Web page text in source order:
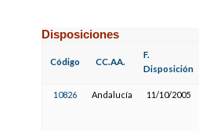
Disposiciones
Código CC.AA.
F.
Disposición
10826 Andalucía 11/10/2005